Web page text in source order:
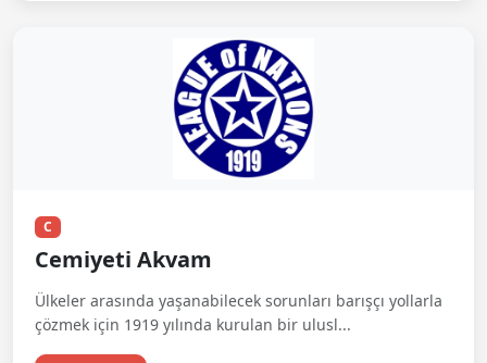
C
Cemiyeti Akvam
Ülkeler arasında yaşanabilecek sorunları barışçı yollarla
çözmek için 1919 yılında kurulan bir ulusl...